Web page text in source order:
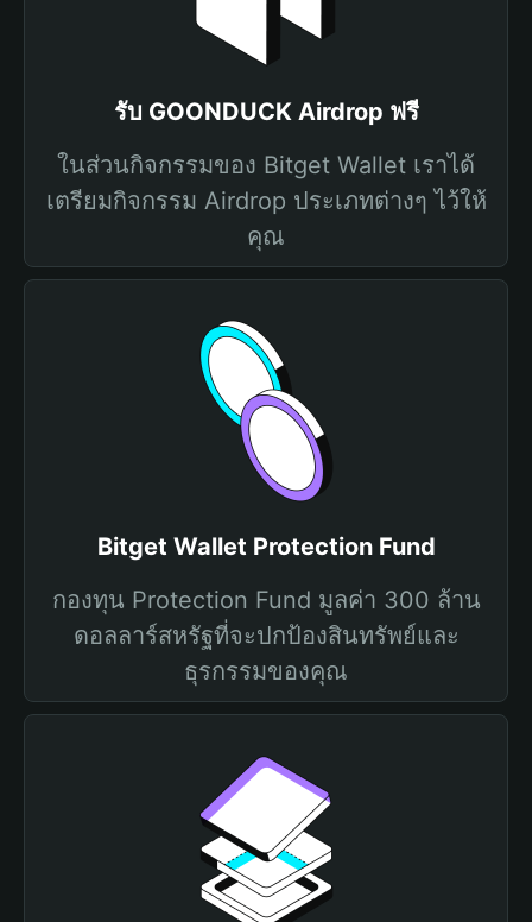
รับ GOONDUCK Airdrop ฟรี
ในส่วนกิจกรรมของ Bitget Wallet เราได้
เตรียมกิจกรรม Airdrop ประเภทต่างๆ ไว้ให้
คุณ
Bitget Wallet Protection Fund
กองทุน Protection Fund มูลค่า 300 ล้าน
ดอลลาร์สหรัฐที่จะปกป้องสินทรัพย์และ
ธุรกรรมของคุณ